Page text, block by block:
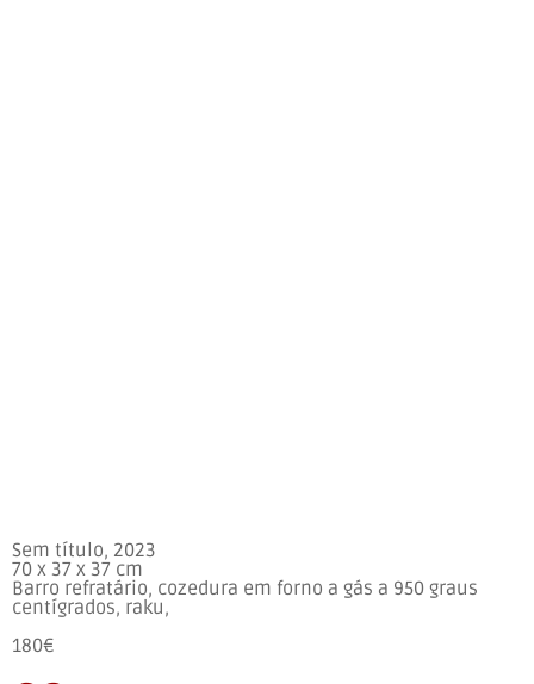
Sem título, 2023
70 x 37 x 37 cm
Barro refratário, cozedura em forno a gás a 950 graus
centígrados, raku,
180€